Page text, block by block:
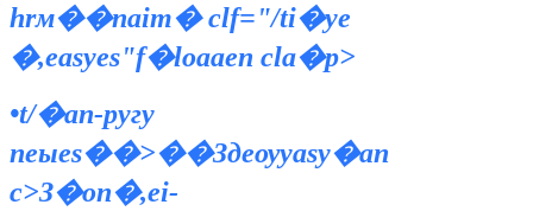
hrм��naim� clf="/ti�ye
�,easyеs"f�loааen cla�p>
•t/�an-pyгу
neыes��>��Здеѹyasy�an
c>З�оп�,ei-